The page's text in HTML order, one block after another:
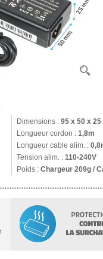
Dimensions : 95 x 50 x 25
Longueur cordon : 1,8m
Longueur cable alim. :
Tension alim. : 110-240V
Poids : Chargeur 209g /